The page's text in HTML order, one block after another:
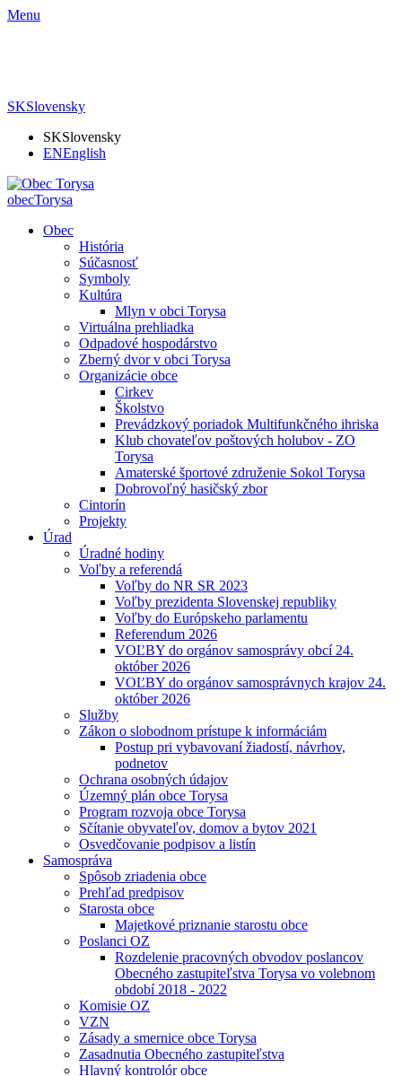
Menu
SKSlovensky
SKSlovensky
ENEnglish
obecTorysa
Obec
História
Súčasnosť
Symboly
Kultúra
Mlyn v obci Torysa
Virtuálna prehliadka
Odpadové hospodárstvo
Zberný dvor v obci Torysa
Organizácie obce
Cirkev
Školstvo
Prevádzkový poriadok Multifunkčného ihriska
Klub chovateľov poštových holubov - ZO
Torysa
Amaterské športové združenie Sokol Torysa
Dobrovoľný hasičský zbor
Cintorín
Projekty
Úrad
Úradné hodiny
Voľby a referendá
Voľby do NR SR 2023
Voľby prezidenta Slovenskej republiky
Voľby do Európskeho parlamentu
Referendum 2026
VOĽBY do orgánov samosprávy obcí 24.
október 2026
VOĽBY do orgánov samosprávnych krajov 24.
október 2026
Služby
Zákon o slobodnom prístupe k informáciám
Postup pri vybavovaní žiadostí, návrhov,
podnetov
Ochrana osobných údajov
Územný plán obce Torysa
Program rozvoja obce Torysa
Sčítanie obyvateľov, domov a bytov 2021
Osvedčovanie podpisov a listín
Samospráva
Spôsob zriadenia obce
Prehľad predpisov
Starosta obce
Majetkové priznanie starostu obce
Poslanci OZ
Rozdelenie pracovných obvodov poslancov
Obecného zastupiteľstva Torysa vo volebnom
období 2018 - 2022
Komisie OZ
VZN
Zásady a smernice obce Torysa
Zasadnutia Obecného zastupiteľstva
Hlavný kontrolór obce